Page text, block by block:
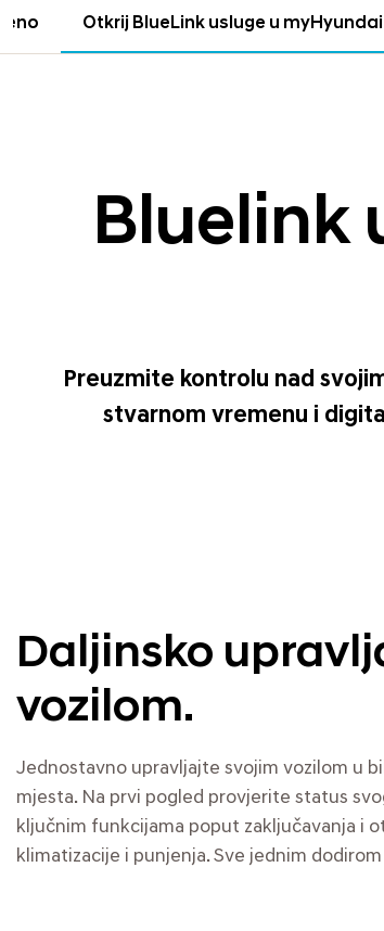
Otkrij BlueLink usluge u
Bluelink
Preuzmite kontrolu nad
stvarnom vremenu i
Daljinsko
vozilom.
Jednostavno upravljajte svojim vozilom u
mjesta. Na prvi pogled provjerite status
ključnim funkcijama poput zaključavanja i
klimatizacije i punjenja. Sve jednim